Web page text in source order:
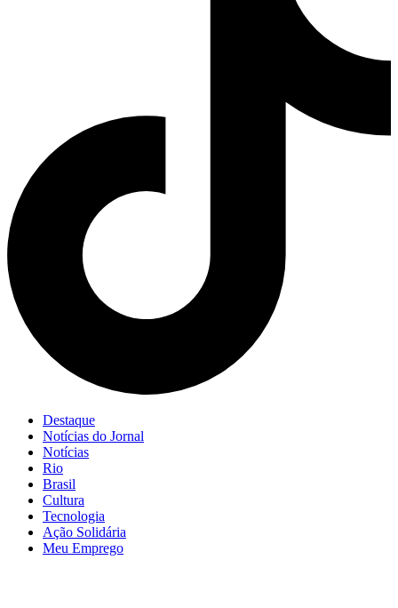
Destaque
Notícias do Jornal
Notícias
Rio
Brasil
Cultura
Tecnologia
Ação Solidária
Meu Emprego